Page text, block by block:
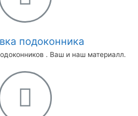
подоконника​
. Ваш и наш материалл.